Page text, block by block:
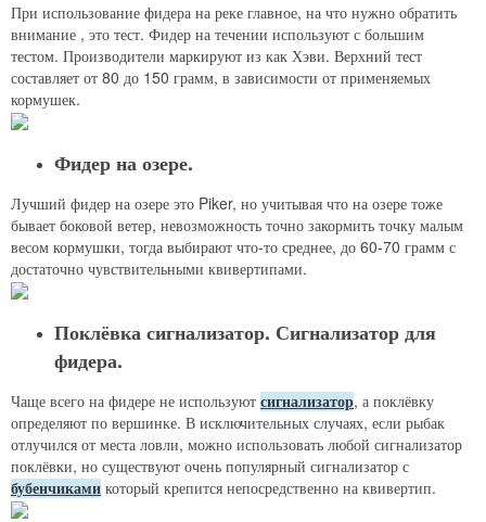
При использование фидера на реке главное, на что нужно обратить
внимание , это тест. Фидер на течении используют с большим
тестом. Производители маркируют из как Хэви. Верхний тест
составляет от 80 до 150 грамм, в зависимости от применяемых
кормушек.
Фидер на озере.
Лучший фидер на озере это Piker, но учитывая что на озере тоже
бывает боковой ветер, невозможность точно закормить точку малым
весом кормушки, тогда выбирают что-то среднее, до 60-70 грамм с
достаточно чувствительными квивертипами.
Поклёвка сигнализатор. Сигнализатор для
фидера.
Чаще всего на фидере не используют сигнализатор, а поклёвку
определяют по вершинке. В исключительных случаях, если рыбак
отлучился от места ловли, можно использовать любой сигнализатор
поклёвки, но существуют очень популярный сигнализатор с
бубенчиками который крепится непосредственно на квивертип.